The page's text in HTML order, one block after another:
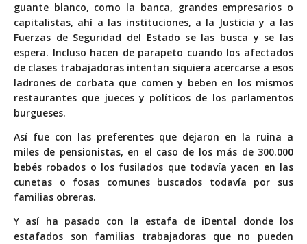
guante blanco, como la banca, grandes empresarios o
capitalistas, ahí a las instituciones, a la Justicia y a las
Fuerzas de Seguridad del Estado se las busca y se las
espera. Incluso hacen de parapeto cuando los afectados
de clases trabajadoras intentan siquiera acercarse a esos
ladrones de corbata que comen y beben en los mismos
restaurantes que jueces y políticos de los parlamentos
burgueses.
Así fue con las preferentes que dejaron en la ruina a
miles de pensionistas, en el caso de los más de 300.000
bebés robados o los fusilados que todavía yacen en las
cunetas o fosas comunes buscados todavía por sus
familias obreras.
Y así ha pasado con la estafa de iDental donde los
estafados son familias trabajadoras que no pueden